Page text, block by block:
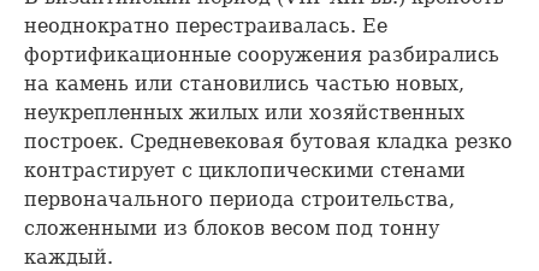
неоднократно перестраивалась. Ее
фортификационные сооружения разбирались
на камень или становились частью новых,
неукрепленных жилых или хозяйственных
построек. Средневековая бутовая кладка резко
контрастирует с циклопическими стенами
первоначального периода строительства,
сложенными из блоков весом под тонну
каждый.